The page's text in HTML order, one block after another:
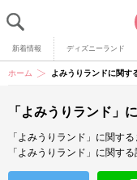
新着情報 ディズニーランド
ホーム よみうりランドに関す
「よみうりランド」
「よみうりランド」に関す
「よみうりランド」に関す